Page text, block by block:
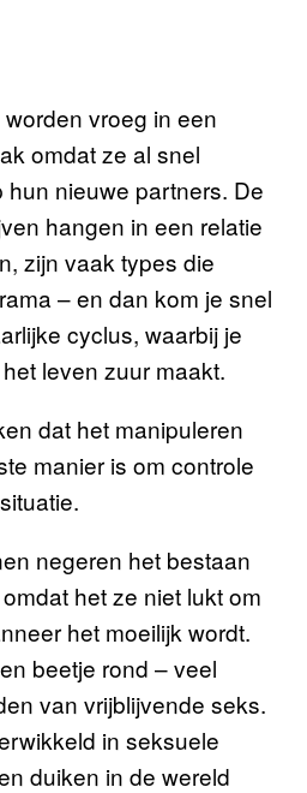
vroeg in een
omdat ze al snel
nieuwe partners. De
hangen in een relatie
zijn vaak types die
– en dan kom je snel
cyclus, waarbij je
leven zuur maakt.
dat het manipuleren
manier is om controle
negeren het bestaan
het ze niet lukt om
het moeilijk wordt.
beetje rond – veel
van vrijblijvende seks.
in seksuele
duiken in de wereld